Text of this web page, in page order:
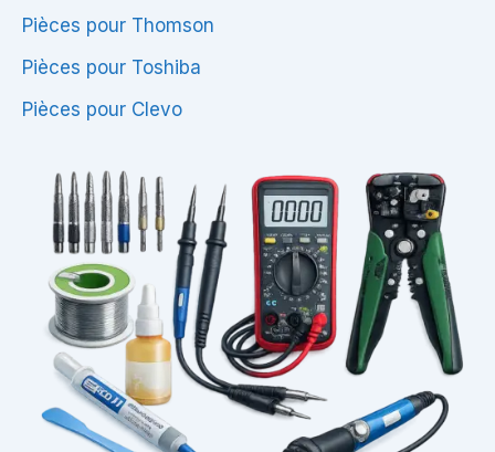
Pièces pour Thomson
Pièces pour Toshiba
Pièces pour Clevo